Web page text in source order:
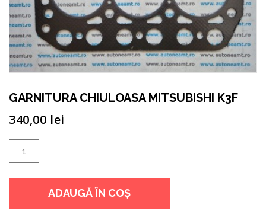
GARNITURA CHIULOASA MITSUBISHI K3F
340,00 lei
Cantitate
GARNITURA
CHIULOASA
MITSUBISHI
K3F
ADAUGĂ ÎN COȘ